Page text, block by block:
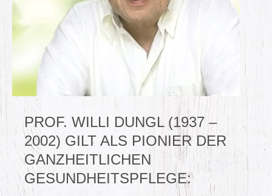
PROF. WILLI DUNGL (1937 –
2002) GILT ALS PIONIER DER
GANZHEITLICHEN
GESUNDHEITSPFLEGE: